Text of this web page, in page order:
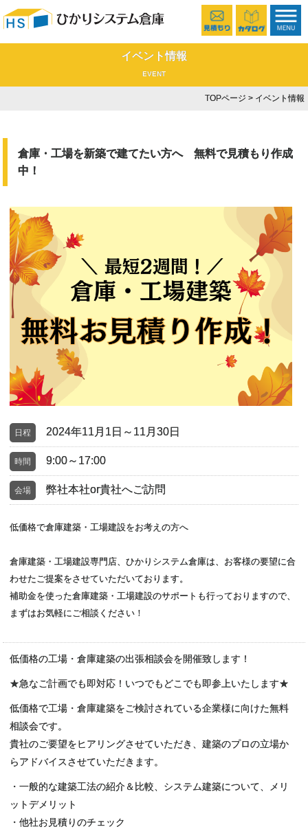
イベント情報
EVENT
TOPページ > イベント情報
倉庫・工場を新築で建てたい方へ 無料で見積もり作成
中！
日程 2024年11月1日～11月30日
時間 9:00～17:00
会場 弊社本社or貴社へご訪問
低価格で倉庫建築・工場建設をお考えの方へ
倉庫建築・工場建設専門店、ひかりシステム倉庫は、お客様の要望に合
わせたご提案をさせていただいております。
補助金を使った倉庫建築・工場建設のサポートも行っておりますので、
まずはお気軽にご相談ください！
低価格の工場・倉庫建築の出張相談会を開催致します！
★急なご計画でも即対応！いつでもどこでも即参上いたします★
低価格で工場・倉庫建築をご検討されている企業様に向けた無料
相談会です。
貴社のご要望をヒアリングさせていただき、建築のプロの立場か
らアドバイスさせていただきます。
・一般的な建築工法の紹介＆比較、システム建築について、メリ
ットデメリット
・他社お見積りのチェック